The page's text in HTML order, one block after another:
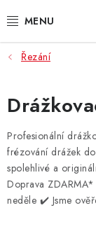
na
ZAHRADA, LES
DÍLNA, STAVBA
MILWAUKEE
PROFI STROJE
Řezání
Profesionální
frézování drážek
spolehlivé a
Doprava
neděle ✔️ Jsme